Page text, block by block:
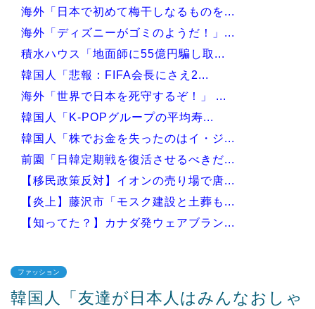
Powered by livedoor 相互RSS
海外「日本で初めて梅干しなるものを...
海外「ディズニーがゴミのようだ！」...
積水ハウス「地面師に55億円騙し取...
韓国人「悲報：FIFA会長にさえ2...
海外「世界で日本を死守するぞ！」 ...
韓国人「K-POPグループの平均寿...
韓国人「株でお金を失ったのはイ・ジ...
前園「日韓定期戦を復活させるべきだ...
【移民政策反対】イオンの売り場で唐...
【炎上】藤沢市「モスク建設と土葬も...
【知ってた？】カナダ発ウェアブラン...
Powered by livedoor 相互RSS
ファッション
韓国人「友達が日本人はみんなおしゃ